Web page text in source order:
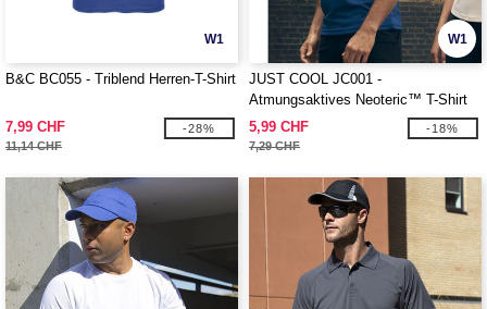
W1
B&C BC055 - Triblend Herren-T-Shirt
7,99 CHF
11,14 CHF
-28%
W1
JUST COOL JC001 -
Atmungsaktives Neoteric™ T-Shirt
5,99 CHF
7,29 CHF
-18%